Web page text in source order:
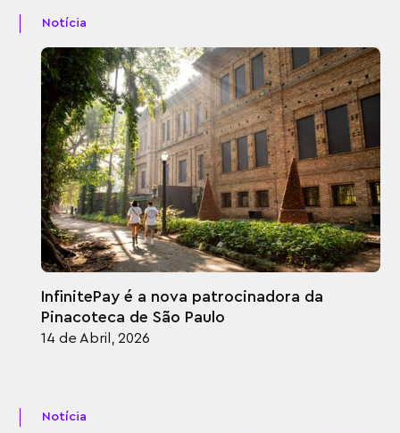
Notícia
InfinitePay é a nova patrocinadora da
Pinacoteca de São Paulo
14 de Abril, 2026
Notícia